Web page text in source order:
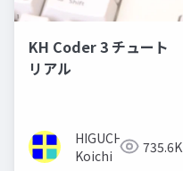
KH Coder 3 チュート
リアル
HIGUCHI
Koichi
735.6K